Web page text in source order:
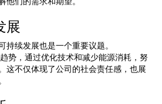
展
持续发展也是一个重要议题。
势，通过优化技术和减少能源消耗，努
这不仅体现了公司的社会责任感，也展